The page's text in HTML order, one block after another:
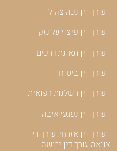
עורך דין נכה צה"ל
עורך דין פיצוי על נזק
עורך דין תאונת דרכים
עורך דין ביטוח
עורך דין רשלנות רפואית
עורך דין נפגעי איבה
עורך דין אזרחי, עורך דין
צוואה עורך דין ירושה